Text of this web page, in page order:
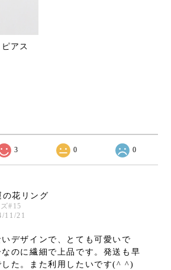
アス
3 0 0
の花リング
#15
11/21
デザインで、とても可愛いで
のに繊細で上品です。発送も早
した。また利用したいです(^ ^)